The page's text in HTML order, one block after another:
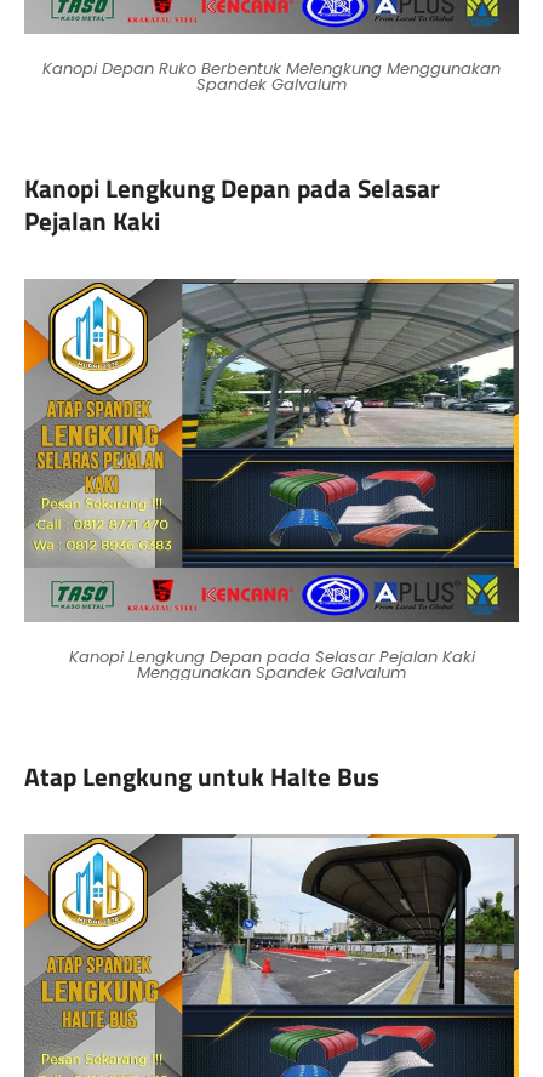
Kanopi Depan Ruko Berbentuk Melengkung Menggunakan
Spandek Galvalum
Kanopi Lengkung Depan pada Selasar
Pejalan Kaki
Kanopi Lengkung Depan pada Selasar Pejalan Kaki
Menggunakan Spandek Galvalum
Atap Lengkung untuk Halte Bus